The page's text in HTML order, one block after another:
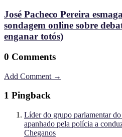
José Pacheco Pereira
sondagem online sobre
enganar totós)
0 Comments
Add Comment →
1 Pingback
Líder do grupo parlamentar
apanhado pela polícia a
Cheganos